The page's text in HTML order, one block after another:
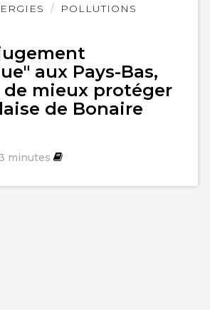
POLLUTIONS
aux Pays-Bas,
de mieux protéger
de Bonaire
3 minutes